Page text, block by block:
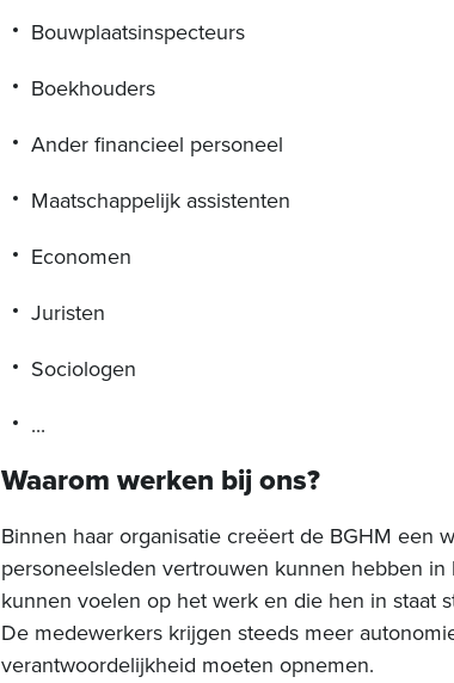
Bouwplaatsinspecteurs
Boekhouders
Ander financieel personeel
Maatschappelijk assistenten
Economen
Juristen
Sociologen
...
Waarom werken bij ons?
Binnen haar organisatie creëert de BGHM een
personeelsleden vertrouwen kunnen hebben
kunnen voelen op het werk en die hen in staat
De medewerkers krijgen steeds meer
verantwoordelijkheid moeten opnemen.